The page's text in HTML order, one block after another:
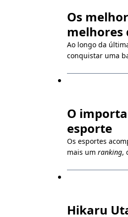
Os
melhores
Ao longo da
conquistar uma
O
esporte
Os esportes
mais um ranking,
Hikaru